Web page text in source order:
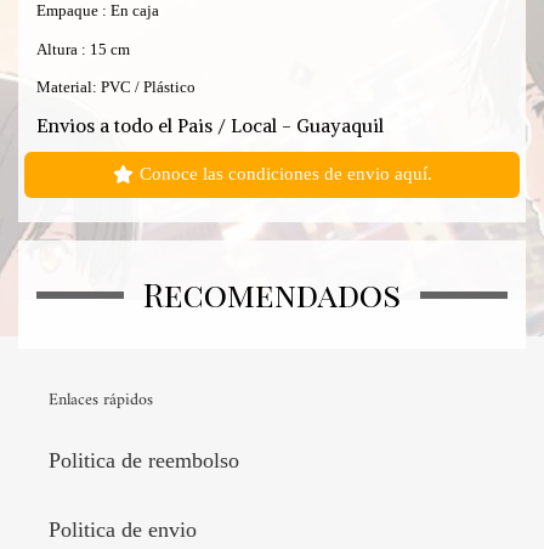
Empaque : En caja
Altura : 15 cm
Material: PVC / Plástico
Envios a todo el Pais / Local - Guayaquil
Conoce las condiciones de envio aquí.
Recomendados
Enlaces rápidos
Politica de reembolso
Politica de envio